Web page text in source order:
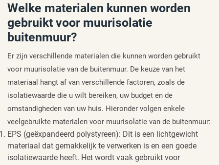
Welke materialen kunnen worden
gebruikt voor muurisolatie
buitenmuur?
Er zijn verschillende materialen die kunnen worden gebruikt
voor muurisolatie van de buitenmuur. De keuze van het
materiaal hangt af van verschillende factoren, zoals de
isolatiewaarde die u wilt bereiken, uw budget en de
omstandigheden van uw huis. Hieronder volgen enkele
veelgebruikte materialen voor muurisolatie van de buitenmuur:
EPS (geëxpandeerd polystyreen): Dit is een lichtgewicht
materiaal dat gemakkelijk te verwerken is en een goede
isolatiewaarde heeft. Het wordt vaak gebruikt voor